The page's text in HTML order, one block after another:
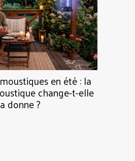
en été : la
change-t-elle
donne ?